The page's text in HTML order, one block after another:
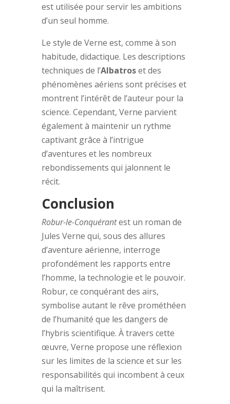
est utilisée pour servir les ambitions
d’un seul homme.
Le style de Verne est, comme à son
habitude, didactique. Les descriptions
techniques de l’Albatroset des
phénomènes aériens sont précises et
montrent l’intérêt de l’auteur pour la
science. Cependant, Verne parvient
également à maintenir un rythme
captivant grâce à l’intrigue
d’aventures et les nombreux
rebondissements qui jalonnent le
récit.
Conclusion
Robur-le-Conquérantest un roman de
Jules Verne qui, sous des allures
d’aventure aérienne, interroge
profondément les rapports entre
l’homme, la technologie et le pouvoir.
Robur, ce conquérant des airs,
symbolise autant le rêve prométhéen
de l’humanité que les dangers de
l’hybris scientifique. À travers cette
œuvre, Verne propose une réflexion
sur les limites de la science et sur les
responsabilités qui incombent à ceux
qui la maîtrisent.